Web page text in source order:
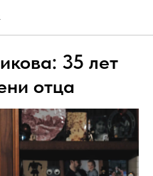
35 лет
отца